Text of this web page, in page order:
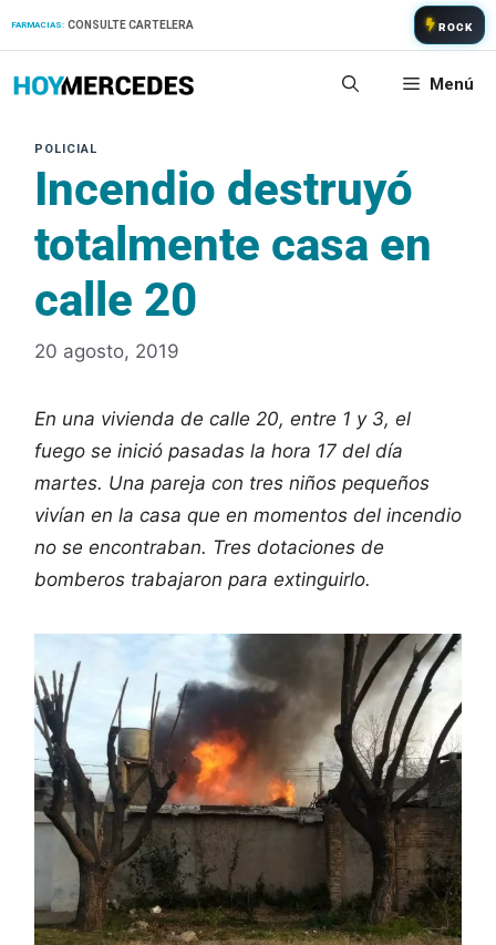
FARMACIAS: CONSULTE CARTELERA ROCK
Menú
Incendio destruyó
totalmente casa en
calle 20
20 agosto, 2019
En una vivienda de calle 20, entre 1 y 3, el
fuego se inició pasadas la hora 17 del día
martes. Una pareja con tres niños pequeños
vivían en la casa que en momentos del incendio
no se encontraban. Tres dotaciones de
bomberos trabajaron para extinguirlo.